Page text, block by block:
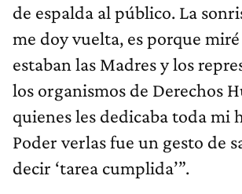
de espalda al público. La
me doy vuelta, es porque
estaban las Madres y los
los organismos de Derechos
quienes les dedicaba toda mi
Poder verlas fue un gesto de
decir ‘tarea cumplida’”.